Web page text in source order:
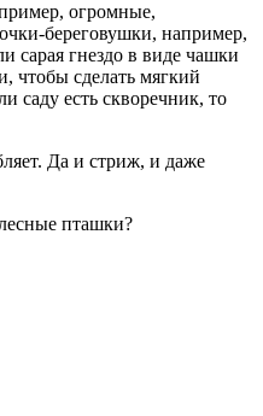
огромные,
береговушки, например,
сарая гнездо в виде чашки
чтобы сделать мягкий
саду есть скворечник, то
Да и стриж, и даже
пташки?